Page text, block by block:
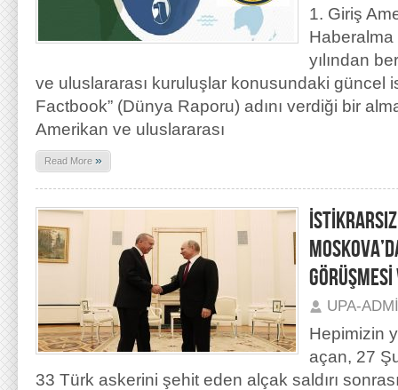
1. Giriş
Haberalma
yılından
ve uluslararası kuruluşlar konusundaki güncel
Factbook” (Dünya Raporu) adını verdiği bir
Amerikan ve uluslararası
Read More »
UPA-
Hepimizin
açan, 27
33 Türk askerini şehit eden alçak saldırı